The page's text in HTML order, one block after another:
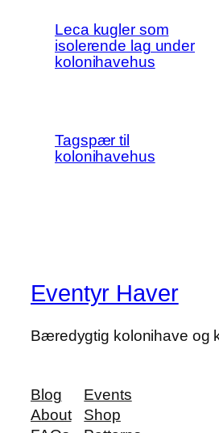
Leca kugler som
isolerende lag under
kolonihavehus
Tagspær til
kolonihavehus
Eventyr Haver
Bæredygtig kolonihave og
Blog
About
Events
Shop